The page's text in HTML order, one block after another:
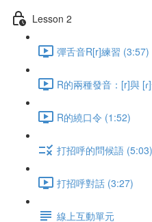
Lesson 2
彈舌音R[r]練習 (3:57)
R的兩種發音：[r]與
R的繞口令 (1:52)
打招呼的問候語 (5:03)
打招呼對話 (3:27)
線上互動單元